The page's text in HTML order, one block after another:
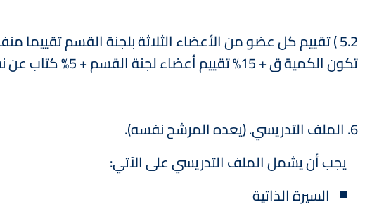
تكون الكمية ق + 15% تقييم أعضاء لجنة القسم + 5% كتاب عن نشاط المرشح.
6. الملف التدريسي. (يعده المرشح نفسه).
يجب أن يشمل الملف التدريسي على الآتي:
السيرة الذاتية